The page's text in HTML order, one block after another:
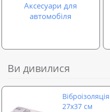
Аксесуари для
автомобіля
Ви дивилися
27х37 см